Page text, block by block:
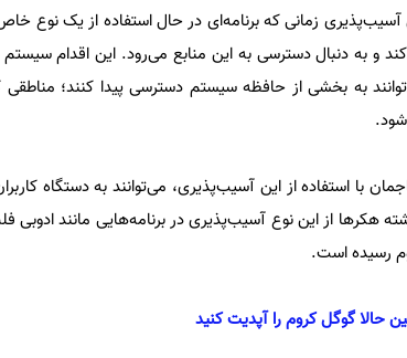
و به دنبال دسترسی به این منابع می‌رود. این اقدام
به بخشی از حافظه سیستم دسترسی پیدا کنند؛
با استفاده از این آسیب‌پذیری، می‌توانند به دستگاه
هکرها از این نوع آسیب‌پذیری در برنامه‌هایی مانند ادوبی
رسیده است.
حالا گوگل کروم را آپدیت کنید